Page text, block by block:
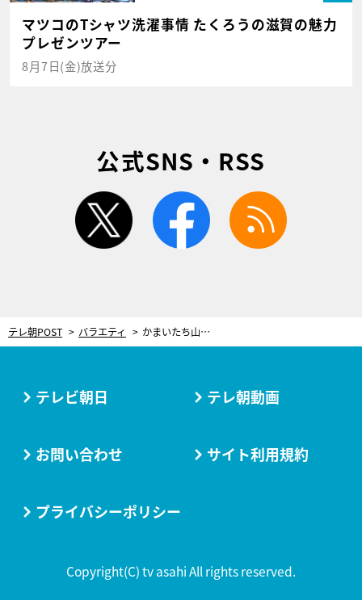
マツコのTシャツ洗濯事情 たくろうの滋賀の魅力
プレゼンツアー
8月7日(金)放送分
公式SNS・RSS
twitter facebook
テレ朝POST バラエティ かまいたち山内、大激怒！“失礼な店員”と一触即発「お前、マジでしばくぞ」
テレビ朝日 テレ朝動画
お問い合わせ サイト利用規約
プライバシーポリシー
Copyright(C) tv asahi All rights reserved.